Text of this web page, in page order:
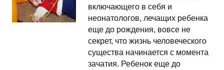
включающего в себя и
неонатологов, лечащих ребенка
еще до рождения, вовсе не
секрет, что жизнь человеческого
существа начинается с момента
зачатия. Ребенок еще до